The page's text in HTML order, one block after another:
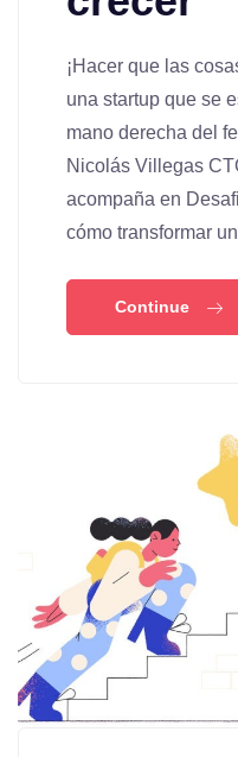
¡Hacer que las
una startup que se
mano derecha del
Nicolás Villegas
acompaña en
cómo transformar
Continue